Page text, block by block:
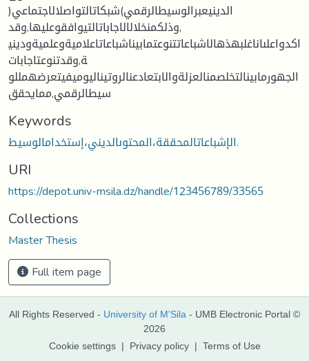
الدينيعبرالوسيطالرقمي)شبكاتالتواصلالاجتماعي(
,وذلكمنخلالالاجاباتالتيوافقوعليها,وقد
اكدواعلىاناغلبهذهالاشباعاتتنوعتمابيناشباعاتاعلاميةوعلميةوديني
ة,وقدتنوعتاجابات
الجهورمابينالتخلصمنالعزلةوالابتعادعنالروتيناليوميفيتعرضهمللو
سيطالرقمي,ممايحقق
Keywords
الإشباعاتالمحققة،المحتوىالديني،إستخدامالوسيط.
URI
https://depot.univ-msila.dz/handle/123456789/33565
Collections
Master Thesis
Full item page
All Rights Reserved - University of M'Sila - UMB Electronic Portal ©
2026
Cookie settings | Privacy policy | Terms of Use